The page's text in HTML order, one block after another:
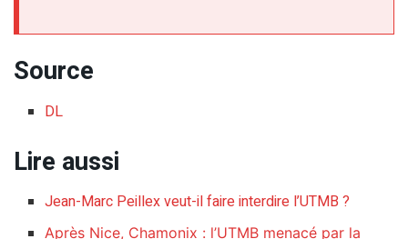
Source
DL
Lire aussi
Jean-Marc Peillex veut-il faire interdire l’UTMB ?
Après Nice, Chamonix : l’UTMB menacé par la